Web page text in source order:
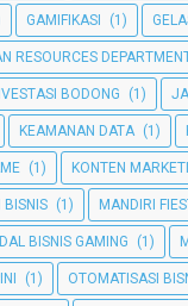
GAMIFIKASI (1)
RESOURCES
BODONG (1)
KEAMANAN DATA (1)
(1) KONTEN
BISNIS (1) MANDIRI
BISNIS GAMING (1)
(1) OTOMATISASI